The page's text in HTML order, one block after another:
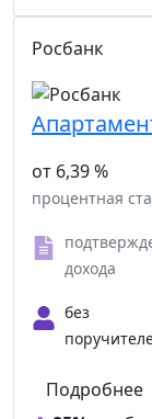
Росбанк
от 6,39 %
процентная
дохода
без
Подробнее